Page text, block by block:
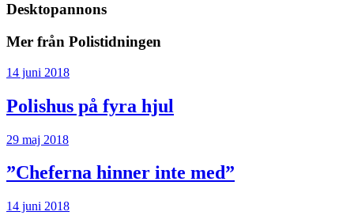
Desktopannons
Mer från Polistidningen
14 juni 2018
Polishus på fyra hjul
29 maj 2018
”Cheferna hinner inte med”
14 juni 2018